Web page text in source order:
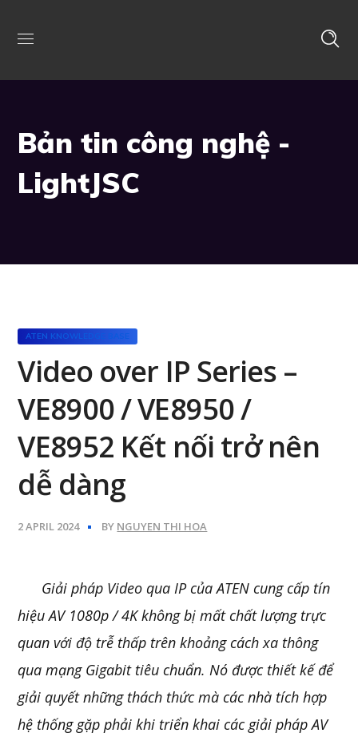
Bản tin công nghệ -
LightJSC
ATEN KNOWLEDGE BASE
Video over IP Series –
VE8900 / VE8950 /
VE8952 Kết nối trở nên
dễ dàng
2 APRIL 2024 BY NGUYEN THI HOA
Giải pháp Video qua IP của ATEN cung cấp tín
hiệu AV 1080p / 4K không bị mất chất lượng trực
quan với độ trễ thấp trên khoảng cách xa thông
qua mạng Gigabit tiêu chuẩn. Nó được thiết kế để
giải quyết những thách thức mà các nhà tích hợp
hệ thống gặp phải khi triển khai các giải pháp AV